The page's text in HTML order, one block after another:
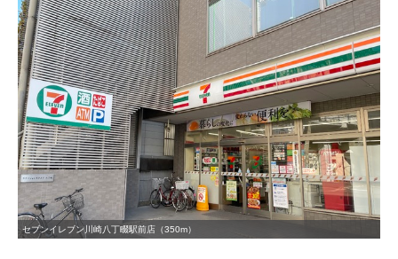
セブンイレブン川崎八丁畷駅前店（350m）